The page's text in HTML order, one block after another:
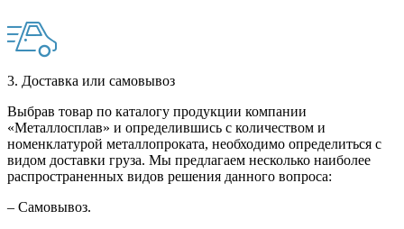
3. Доставка или самовывоз
Выбрав товар по каталогу продукции компании
«Металлосплав» и определившись с количеством и
номенклатурой металлопроката, необходимо определиться с
видом доставки груза. Мы предлагаем несколько наиболее
распространенных видов решения данного вопроса:
– Самовывоз.